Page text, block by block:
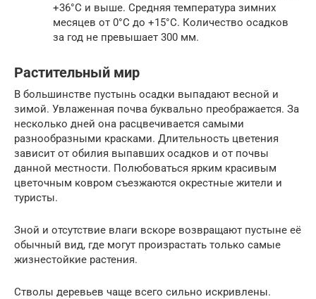
+36°C и выше. Средняя температура зимних
месяцев от 0°C до +15°C. Количество осадков
за год не превышает 300 мм.
Растительный мир
В большинстве пустынь осадки выпадают весной и
зимой. Увлаженная почва буквально преображается. За
несколько дней она расцвечивается самыми
разнообразными красками. Длительность цветения
зависит от обилия выпавших осадков и от почвы
данной местности. Полюбоваться ярким красивым
цветочным ковром съезжаются окрестные жители и
туристы.
Зной и отсутствие влаги вскоре возвращают пустыне её
обычный вид, где могут произрастать только самые
жизнестойкие растения.
Стволы деревьев чаще всего сильно искривлены.